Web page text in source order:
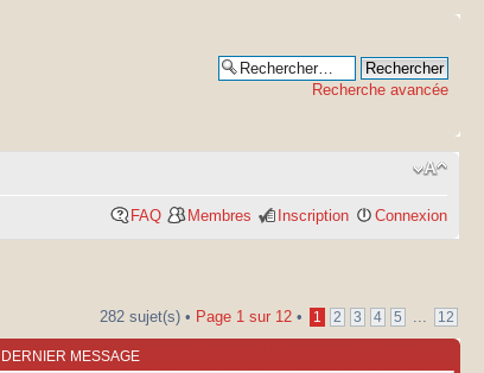
Recherche avancée
FAQ Membres Inscription Connexion
282 sujet(s) • Page 1 sur 12 • 1 2 3 4 5 12
DERNIER MESSAGE